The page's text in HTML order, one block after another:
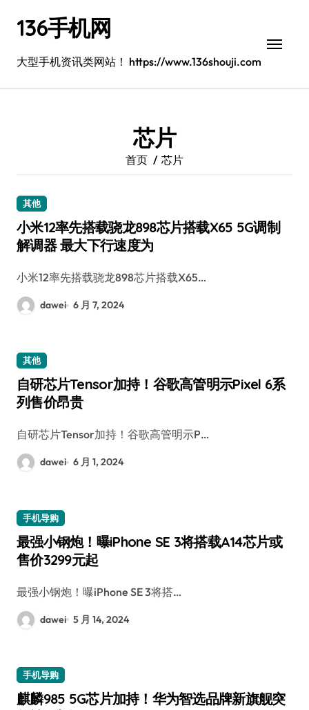
136手机网
大型手机资讯类网站！ https://www.136shouji.com
芯片
首页 芯片
其他
小米12率先搭载骁龙898芯片搭载X65 5G调制
解调器 最大下行速度为
小米12率先搭载骁龙898芯片搭载X65…
dawei 6 月 7, 2024
其他
自研芯片Tensor加持！谷歌高管明示Pixel 6系
列售价昂贵
自研芯片Tensor加持！谷歌高管明示P…
dawei 6 月 1, 2024
手机导购
最强小钢炮！曝iPhone SE 3将搭载A14芯片或
售价3299元起
最强小钢炮！曝iPhone SE 3将搭…
dawei 5 月 14, 2024
手机导购
麒麟985 5G芯片加持！华为智选品牌新旗舰突